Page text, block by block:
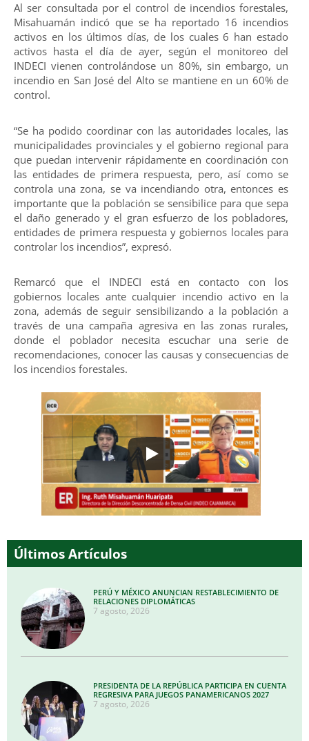
Al ser consultada por el control de incendios forestales,
Misahuamán indicó que se ha reportado 16 incendios
activos en los últimos días, de los cuales 6 han estado
activos hasta el día de ayer, según el monitoreo del
INDECI vienen controlándose un 80%, sin embargo, un
incendio en San José del Alto se mantiene en un 60% de
control.
“Se ha podido coordinar con las autoridades locales, las
municipalidades provinciales y el gobierno regional para
que puedan intervenir rápidamente en coordinación con
las entidades de primera respuesta, pero, así como se
controla una zona, se va incendiando otra, entonces es
importante que la población se sensibilice para que sepa
el daño generado y el gran esfuerzo de los pobladores,
entidades de primera respuesta y gobiernos locales para
controlar los incendios”, expresó.
Remarcó que el INDECI está en contacto con los
gobiernos locales ante cualquier incendio activo en la
zona, además de seguir sensibilizando a la población a
través de una campaña agresiva en las zonas rurales,
donde el poblador necesita escuchar una serie de
recomendaciones, conocer las causas y consecuencias de
los incendios forestales.
Últimos Artículos
PERÚ Y MÉXICO ANUNCIAN RESTABLECIMIENTO DE
RELACIONES DIPLOMÁTICAS
7 agosto, 2026
PRESIDENTA DE LA REPÚBLICA PARTICIPA EN CUENTA
REGRESIVA PARA JUEGOS PANAMERICANOS 2027
7 agosto, 2026